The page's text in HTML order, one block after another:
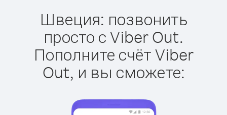
Швеция: позвонить
просто с Viber Out.
Пополните счёт Viber
Out, и вы сможете: